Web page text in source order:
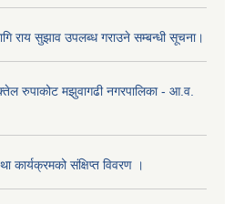
राय सुझाव उपलब्ध गराउने सम्बन्धी सूचना।
रुपाकोट मझुवागढी नगरपालिका - आ.व.
संक्षिप्त विवरण ।